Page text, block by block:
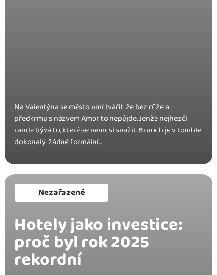
Na Valentýna se město umí tvářit, že bez růže a
předkrmu s názvem Amor to nepůjde. Jenže nejhezčí
rande bývá to, které se nemusí snažit. Brunch je v tomhle
dokonalý: žádné formální...
Nezařazené
Hotely jako investice:
proč byl rok 2025
rekordní